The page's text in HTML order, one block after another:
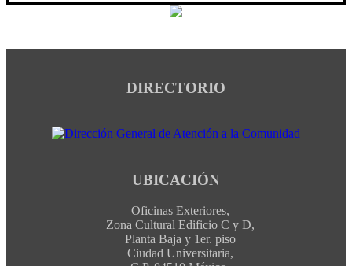
DIRECTORIO
UBICACIÓN
Oficinas Exteriores,
Zona Cultural Edificio C y D,
Planta Baja y 1er. piso
Ciudad Universitaria,